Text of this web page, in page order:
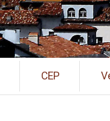
CEP